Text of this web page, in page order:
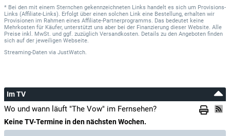
* Bei den mit einem Sternchen gekennzeichneten Links handelt es sich um Provisions-
Links (Affiliate-Links). Erfolgt über einen solchen Link eine Bestellung, erhalten wir
Provisionen im Rahmen eines Affiliate-Partnerprogramms. Das bedeutet keine
Mehrkosten für Käufer, unterstützt uns aber bei der Finanzierung dieser Website. Alle
Preise inkl. MwSt. und ggf. zuzüglich Versandkosten. Details zu den Angeboten finden
sich auf der jeweiligen Webseite.
Streaming-Daten via JustWatch.
Im TV
Wo und wann läuft "The Vow" im Fernsehen?
Keine TV-Termine in den nächsten Wochen.